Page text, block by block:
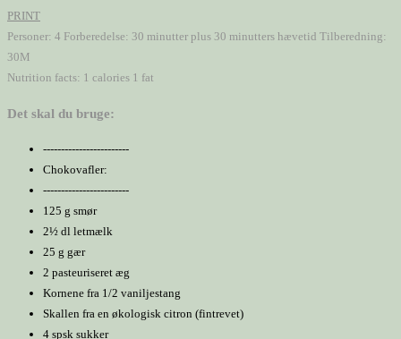
PRINT
Personer: 4 Forberedelse: 30 minutter plus 30 minutters hævetid Tilberedning:
30M
Nutrition facts: 1 calories 1 fat
Det skal du bruge:
------------------------
Chokovafler:
------------------------
125 g smør
2½ dl letmælk
25 g gær
2 pasteuriseret æg
Kornene fra 1/2 vaniljestang
Skallen fra en økologisk citron (fintrevet)
4 spsk sukker